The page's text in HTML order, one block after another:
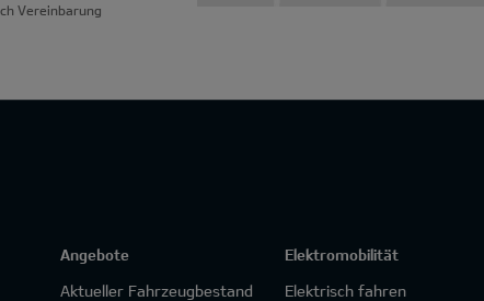
Vereinbarung
Angebote
Aktueller Fahrzeugbestand
Elektromobilität
Elektrisch fahren